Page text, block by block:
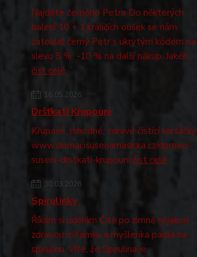
Najděte černého Petra Do některých
balení 10 + 1 králičích oušek se nám
zatoulal černý Petr s ukrytým kódem na
slevu 5 % -10 % na další nákup. Jakéh...
číst celé
16.05.2026
Dršťkatí Křupouni
Křupavé, lahodné, zdravé čistící kartáčky
www.domacisusenamasicka.cz/domaci-
suseni-drstkati-krupouni číst celé
30.03.2026
Spirulinky
Říkám si udělám Čitě po zimně nějakou
zdravou mňamku a myšlenka padla na
spirulinu. Víte, že Spirulina je